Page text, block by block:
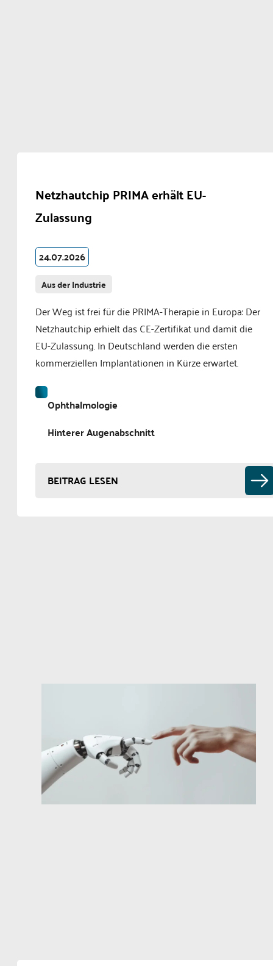
Netzhautchip PRIMA erhält EU-
Zulassung
24.07.2026
Aus der Industrie
Der Weg ist frei für die PRIMA-Therapie in Europa: Der
Netzhautchip erhielt das CE-Zertifikat und damit die
EU-Zulassung. In Deutschland werden die ersten
kommerziellen Implantationen in Kürze erwartet.
Ophthalmologie
Hinterer Augenabschnitt
BEITRAG LESEN